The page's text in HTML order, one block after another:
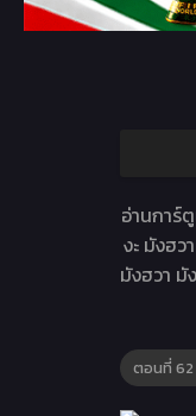
อ่านการ์
งะ มังฮ
มังฮวา